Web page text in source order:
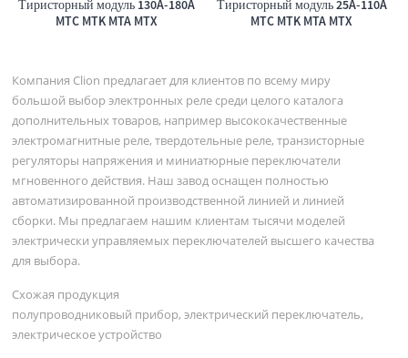
Тиристорный модуль 130A-180A
MTC MTK MTA MTX
Тиристорный модуль 25A-110A
MTC MTK MTA MTX
Компания Clion предлагает для клиентов по всему миру
большой выбор электронных реле среди целого каталога
дополнительных товаров, например высококачественные
электромагнитные реле, твердотельные реле, транзисторные
регуляторы напряжения и миниатюрные переключатели
мгновенного действия. Наш завод оснащен полностью
автоматизированной производственной линией и линией
сборки. Мы предлагаем нашим клиентам тысячи моделей
электрически управляемых переключателей высшего качества
для выбора.
Схожая продукция
полупроводниковый прибор, электрический переключатель,
электрическое устройство